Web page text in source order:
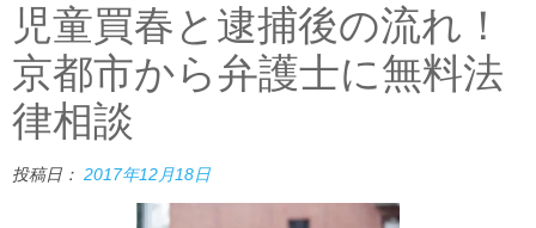
児童買春と逮捕後の流れ！
京都市から弁護士に無料法
律相談
投稿日： 2017年12月18日